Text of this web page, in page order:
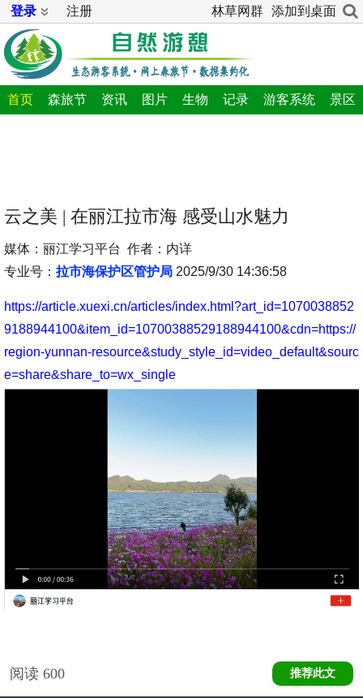
登录 注册 林草网群 添加到桌面
首页 森旅节 资讯 图片 生物 记录 游客系统 景区
云之美 | 在丽江拉市海 感受山水魅力
媒体：丽江学习平台 作者：内详
专业号： 拉市海保护区管护局 2025/9/30 14:36:58
https://article.xuexi.cn/articles/index.html?art_id=1070038852
9188944100&item_id=10700388529188944100&cdn=https://
region-yunnan-resource&study_style_id=video_default&sourc
e=share&share_to=wx_single
阅读 600 推荐此文